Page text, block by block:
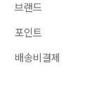
브랜드
포인트
배송비결제